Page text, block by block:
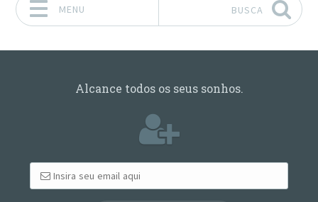
MENU BUSCA
Alcance todos os seus sonhos.